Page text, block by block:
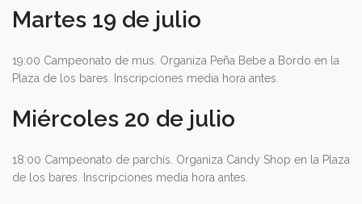
Martes 19 de julio
19:00 Campeonato de mus. Organiza Peña Bebe a Bordo en la
Plaza de los bares. Inscripciones media hora antes.
Miércoles 20 de julio
18:00 Campeonato de parchís. Organiza Candy Shop en la Plaza
de los bares. Inscripciones media hora antes.